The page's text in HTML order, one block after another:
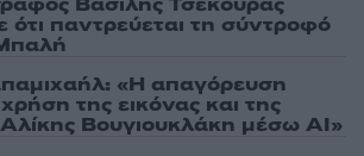
ότι παντρεύεται τη σύντροφό
«Η απαγόρευση
της εικόνας και της
Βουγιουκλάκη μέσω AI»